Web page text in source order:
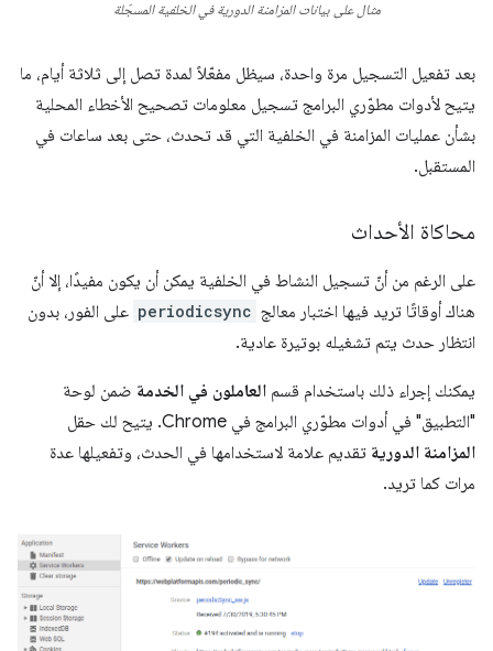
مثال على بيانات المزامنة الدورية في الخلفية المسجّلة
بعد تفعيل التسجيل مرة واحدة، سيظل مفعّلاً لمدة تصل إلى ثلاثة أيام، ما
يتيح لأدوات مطوّري البرامج تسجيل معلومات تصحيح الأخطاء المحلية
بشأن عمليات المزامنة في الخلفية التي قد تحدث، حتى بعد ساعات في
المستقبل.
محاكاة الأحداث
على الرغم من أنّ تسجيل النشاط في الخلفية يمكن أن يكون مفيدًا، إلا أنّ
هناك أوقاتًا تريد فيها اختبار معالج periodicsync على الفور، بدون
انتظار حدث يتم تشغيله بوتيرة عادية.
يمكنك إجراء ذلك باستخدام قسم العاملون في الخدمة ضمن لوحة
"التطبيق" في أدوات مطوّري البرامج في Chrome. يتيح لك حقل
المزامنة الدورية تقديم علامة لاستخدامها في الحدث، وتفعيلها عدة
مرات كما تريد.